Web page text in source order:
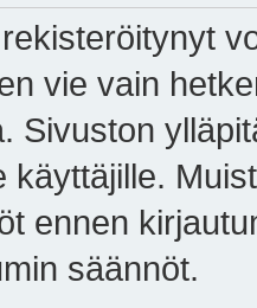
vie vain
Sivuston
käyttäjille.
ennen
säännöt.